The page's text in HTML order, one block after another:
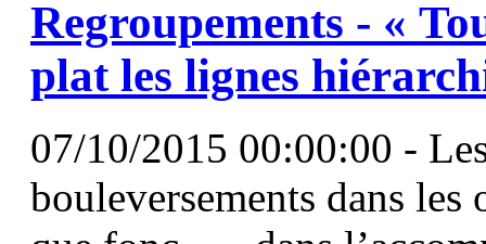
Regroupements - «
plat les lignes
07/10/2015 00:00:00 -
bouleversements dans